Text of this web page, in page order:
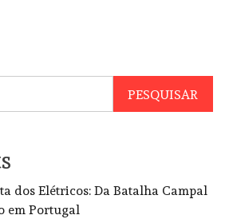
PESQUISAR
dos Elétricos: Da Batalha Campal
em Portugal